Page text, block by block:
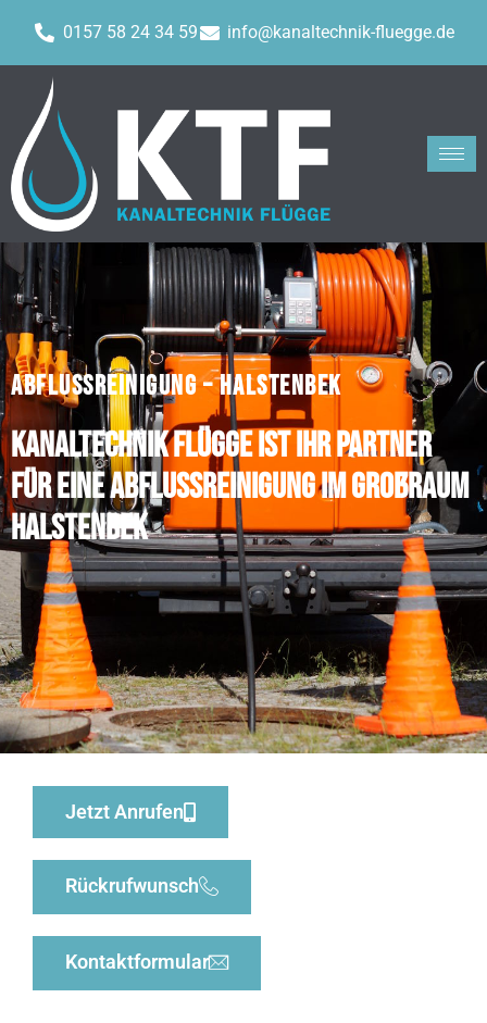
0157 58 24 34 59 info@kanaltechnik-fluegge.de
ABFLUSSREINIGUNG – HALSTENBEK
Kanaltechnik Flügge ist Ihr Partner
für eine Abflussreinigung im Großraum
Halstenbek
Jetzt Anrufen
Rückrufwunsch
Kontaktformular